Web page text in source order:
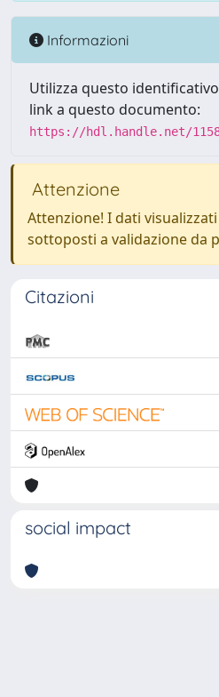
Informazioni
Utilizza questo
link a questo documento:
https://hdl.handle.net/
Attenzione
Attenzione! I dati
sottoposti a validazione da
Citazioni
social impact